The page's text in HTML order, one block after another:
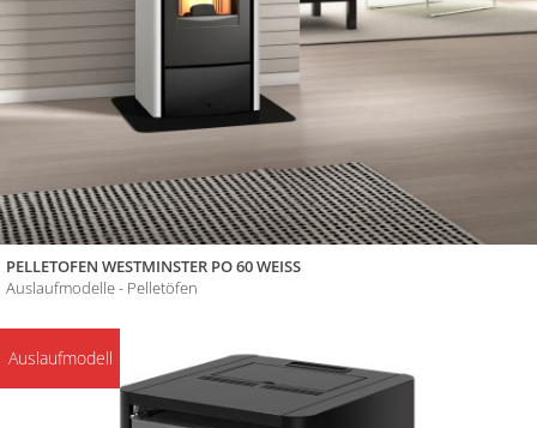
PELLETOFEN WESTMINSTER PO 60 WEISS
Auslaufmodelle - Pelletöfen
Auslaufmodell